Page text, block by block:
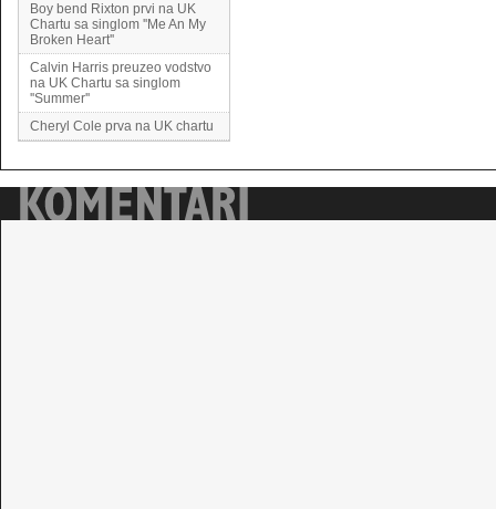
Boy bend Rixton prvi na UK
Chartu sa singlom ''Me An My
Broken Heart''
Calvin Harris preuzeo vodstvo
na UK Chartu sa singlom
''Summer''
Cheryl Cole prva na UK chartu